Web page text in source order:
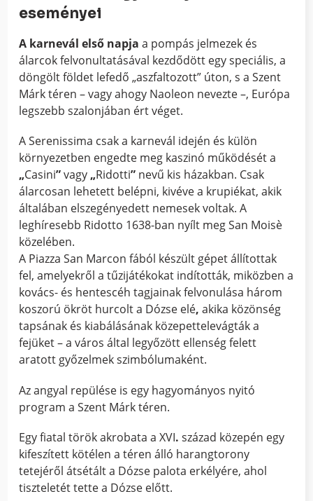
eseményei
A karnevál első napjaa pompás jelmezek és
álarcok felvonultatásával kezdődött egy speciális, a
döngölt földet lefedő „aszfaltozott” úton, s a Szent
Márk téren – vagy ahogy Naoleon nevezte –, Európa
legszebb szalonjában ért véget.
A Serenissima csak a karnevál idején és külön
környezetben engedte meg kaszinó működését a
„Casini”vagy „Ridotti” nevű kis házakban. Csak
álarcosan lehetett belépni, kivéve a krupiékat, akik
általában elszegényedett nemesek voltak. A
leghíresebb Ridotto 1638-ban nyílt meg San Moisè
közelében.
A Piazza San Marcon fából készült gépet állítottak
fel, amelyekről a tűzijátékokat indították, miközben a
kovács- és hentescéh tagjainak felvonulása három
koszorú ökröt hurcolt a Dózse elé,akika közönség
tapsának és kiabálásának közepettelevágták a
fejüket – a város által legyőzött ellenség felett
aratott győzelmek szimbólumaként.
Az angyal repülése is egy hagyományos nyitó
program a Szent Márk téren.
Egy fiatal török ​​akrobata a XVI.század közepén egy
kifeszített kötélen a téren álló harangtorony
tetejéről átsétált a Dózse palota erkélyére, ahol
tiszteletét tette a Dózse előtt.